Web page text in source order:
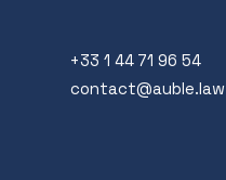
+33 1 44 71 96 54
contact@auble.law